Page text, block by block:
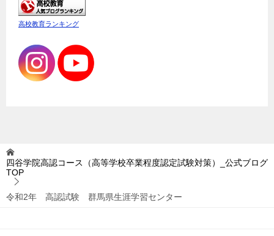
高校教育ランキング
四谷学院高認コース（高等学校卒業程度認定試験対策）_公式ブログ
TOP
令和2年 高認試験 群馬県生涯学習センター